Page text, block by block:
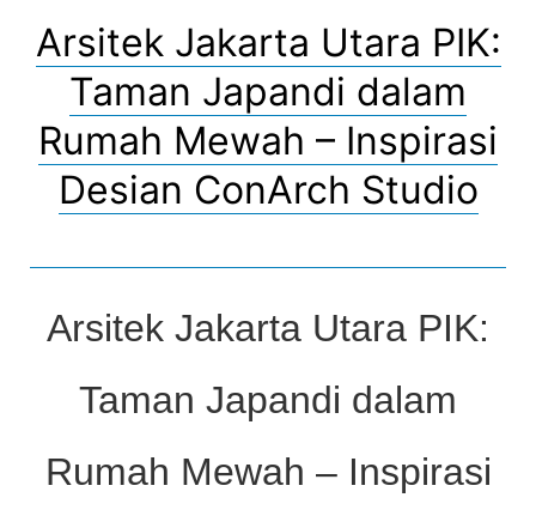
Arsitek Jakarta Utara PIK:
Taman Japandi dalam
Rumah Mewah – Inspirasi
Desian ConArch Studio
Arsitek Jakarta Utara PIK:
Taman Japandi dalam
Rumah Mewah – Inspirasi